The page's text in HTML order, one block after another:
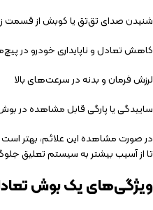
شنیدن صدای تق‌تق یا کوبش از قسمت
کاهش تعادل و ناپایداری خودرو در
لرزش فرمان و بدنه در سرعت‌های بالا
ساییدگی یا پارگی قابل مشاهده در
در صورت مشاهده این علائم، بهتر
تا از آسیب بیشتر به سیستم تعلیق
ویژگی‌های یک بوش